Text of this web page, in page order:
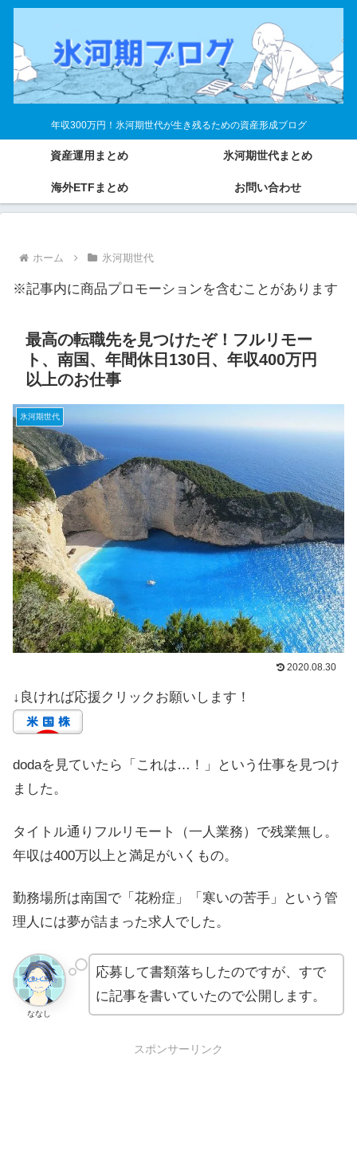
年収300万円！氷河期世代が生き残るための資産形成ブログ
資産運用まとめ 氷河期世代まとめ
海外ETFまとめ お問い合わせ
ホーム 氷河期世代
※記事内に商品プロモーションを含むことがあります
最高の転職先を見つけたぞ！フルリモー
ト、南国、年間休日130日、年収400万円
以上のお仕事
氷河期世代
2020.08.30
↓良ければ応援クリックお願いします！
dodaを見ていたら「これは…！」という仕事を見つけ
ました。
タイトル通りフルリモート（一人業務）で残業無し。
年収は400万以上と満足がいくもの。
勤務場所は南国で「花粉症」「寒いの苦手」という管
理人には夢が詰まった求人でした。
ななし
応募して書類落ちしたのですが、すで
に記事を書いていたので公開します。
スポンサーリンク